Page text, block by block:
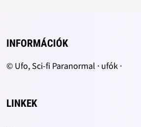
INFORMÁCIÓK
© Ufo, Sci-fi Paranormal · ufók ·
LINKEK